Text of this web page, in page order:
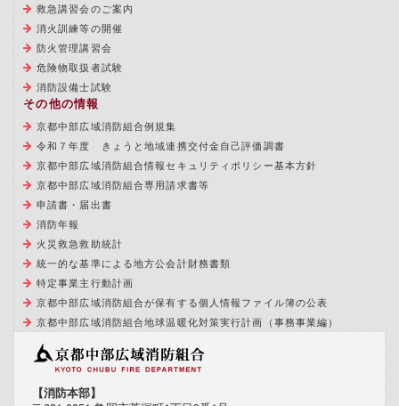
救急講習会のご案内
消火訓練等の開催
防火管理講習会
危険物取扱者試験
消防設備士試験
その他の情報
京都中部広域消防組合例規集
令和７年度 きょうと地域連携交付金自己評価調書
京都中部広域消防組合情報セキュリティポリシー基本方針
京都中部広域消防組合専用請求書等
申請書・届出書
消防年報
火災救急救助統計
統一的な基準による地方公会計財務書類
特定事業主行動計画
京都中部広域消防組合が保有する個人情報ファイル簿の公表
京都中部広域消防組合地球温暖化対策実行計画（事務事業編）
【消防本部】